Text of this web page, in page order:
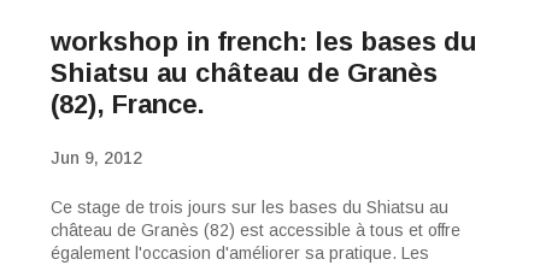
workshop in french: les bases du
Shiatsu au château de Granès
(82), France.
Jun 9, 2012
Ce stage de trois jours sur les bases du Shiatsu au
château de Granès (82) est accessible à tous et offre
également l'occasion d'améliorer sa pratique. Les